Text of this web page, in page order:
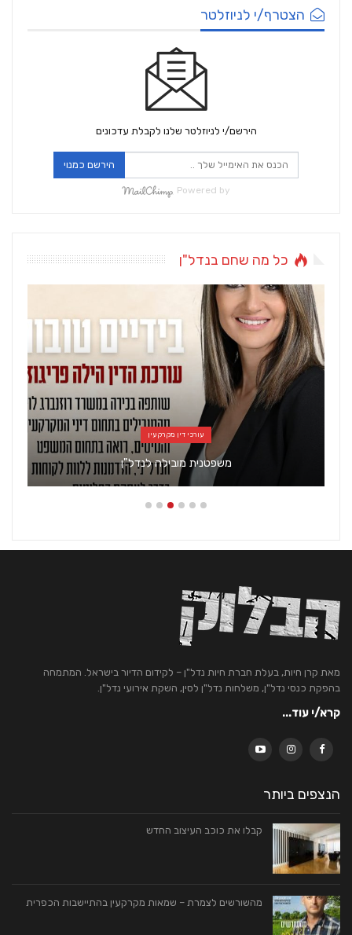
הצטרף/י לניוזלטר
הירשם/י לניוזלטר שלנו לקבלת עדכונים
הירשם כמנוי
Powered by
כל מה שחם בנדל"ן
עורכי דין מקרקעין
משפטנית מובילה לנדל"ן
מאת קרן חיות, בעלת חברת חיות נדל"ן – לקידום הדיור בישראל. המתמחה
בהפקת כנסי נדל"ן, משלחות נדל"ן לסין, השקת אירועי נדל"ן.
קרא/י עוד...
הנצפים ביותר
קבלו את כוכב העיצוב החדש
מהשורשים לצמרת – שמאות מקרקעין בהתיישבות הכפרית